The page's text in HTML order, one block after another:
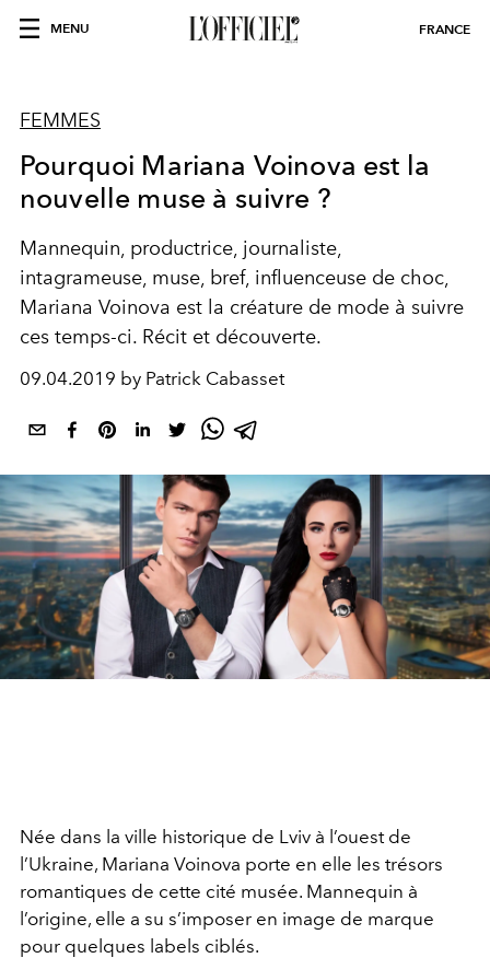
MENU FRANCE
FEMMES
Pourquoi Mariana Voinova est la
nouvelle muse à suivre ?
Mannequin, productrice, journaliste,
intagrameuse, muse, bref, influenceuse de choc,
Mariana Voinova est la créature de mode à suivre
ces temps-ci. Récit et découverte.
09.04.2019 by Patrick Cabasset
Née dans la ville historique de Lviv à l’ouest de
l’Ukraine, Mariana Voinova porte en elle les trésors
romantiques de cette cité musée. Mannequin à
l’origine, elle a su s’imposer en image de marque
pour quelques labels ciblés.